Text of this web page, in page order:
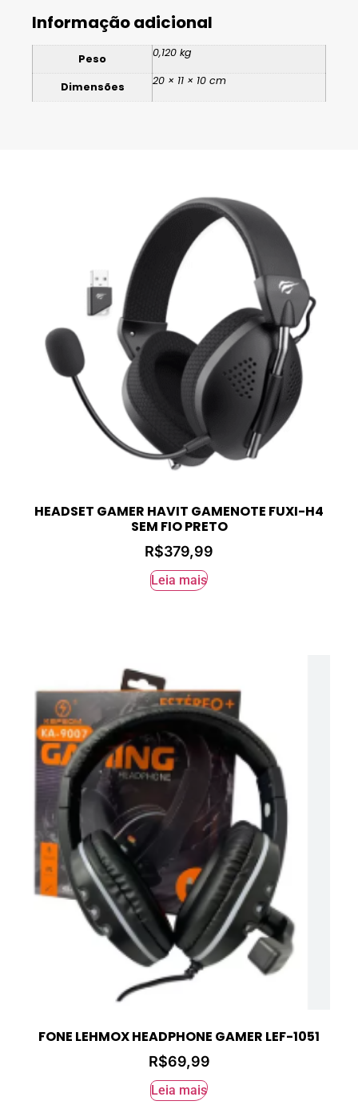
Informação adicional
Peso 0,120 kg
Dimensões 20 × 11 × 10 cm
HEADSET GAMER HAVIT GAMENOTE FUXI-H4
SEM FIO PRETO
R$379,99
Leia mais
FONE LEHMOX HEADPHONE GAMER LEF-1051
R$69,99
Leia mais